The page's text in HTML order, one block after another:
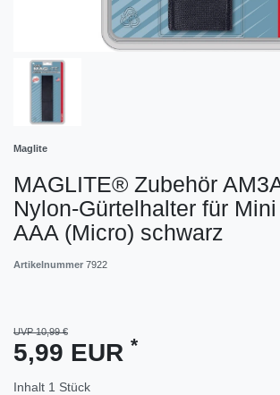
Maglite
MAGLITE® Zubehör
Nylon-Gürtelhalter für
AAA (Micro) schwarz
Artikelnummer 7922
UVP 10,99 €
5,99 EUR *
Inhalt 1 Stück